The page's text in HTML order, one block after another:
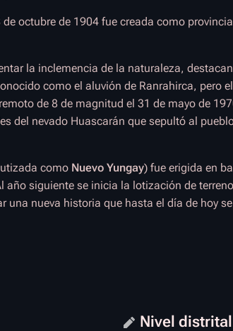
octubre de 1904 fue creada como
la inclemencia de la naturaleza,
como el aluvión de Ranrahirca, pero el
de 8 de magnitud el 31 de mayo de
del nevado Huascarán que sepultó al
como Nuevo Yungay) fue erigida en
siguiente se inicia la lotización de
una nueva historia que hasta el día de hoy se
Nivel distrital